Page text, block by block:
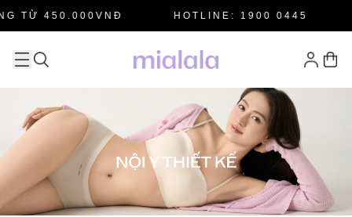
TỪ 450.000VNĐ HOTLINE: 1900 0445